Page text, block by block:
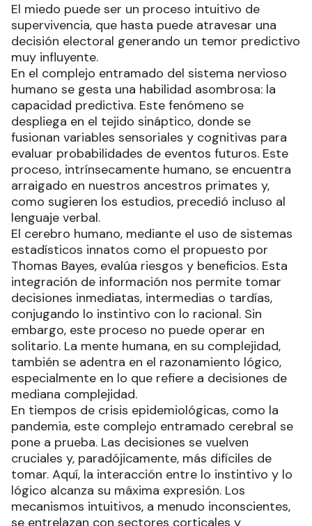
El miedo puede ser un proceso intuitivo de
supervivencia, que hasta puede atravesar una
decisión electoral generando un temor predictivo
muy influyente.
En el complejo entramado del sistema nervioso
humano se gesta una habilidad asombrosa: la
capacidad predictiva. Este fenómeno se
despliega en el tejido sináptico, donde se
fusionan variables sensoriales y cognitivas para
evaluar probabilidades de eventos futuros. Este
proceso, intrínsecamente humano, se encuentra
arraigado en nuestros ancestros primates y,
como sugieren los estudios, precedió incluso al
lenguaje verbal.
El cerebro humano, mediante el uso de sistemas
estadísticos innatos como el propuesto por
Thomas Bayes, evalúa riesgos y beneficios. Esta
integración de información nos permite tomar
decisiones inmediatas, intermedias o tardías,
conjugando lo instintivo con lo racional. Sin
embargo, este proceso no puede operar en
solitario. La mente humana, en su complejidad,
también se adentra en el razonamiento lógico,
especialmente en lo que refiere a decisiones de
mediana complejidad.
En tiempos de crisis epidemiológicas, como la
pandemia, este complejo entramado cerebral se
pone a prueba. Las decisiones se vuelven
cruciales y, paradójicamente, más difíciles de
tomar. Aquí, la interacción entre lo instintivo y lo
lógico alcanza su máxima expresión. Los
mecanismos intuitivos, a menudo inconscientes,
se entrelazan con sectores corticales y